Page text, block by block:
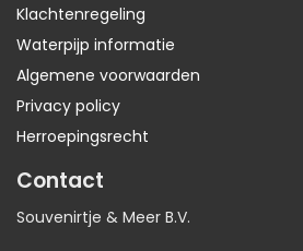
Klachtenregeling
Waterpijp informatie
Algemene voorwaarden
Privacy policy
Herroepingsrecht
Contact
Souvenirtje & Meer B.V.